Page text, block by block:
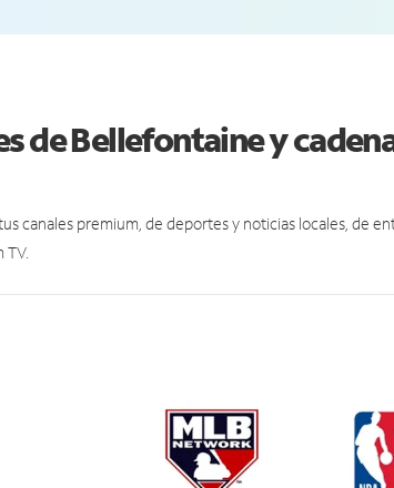
de Bellefontaine y
canales premium, de deportes y noticias locales, de
TV.